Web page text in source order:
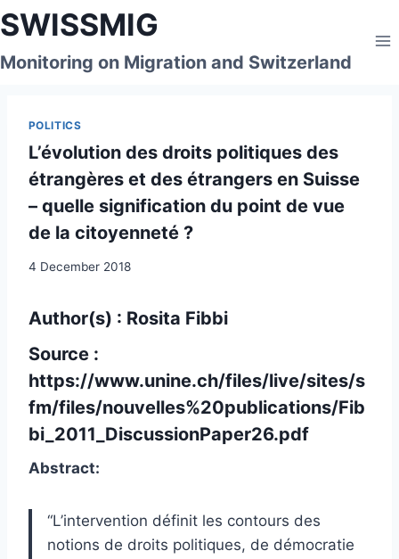
Skip
to
content
SWISSMIG
Monitoring on Migration and Switzerland
POLITICS
L’évolution des droits politiques des
étrangères et des étrangers en Suisse
– quelle signification du point de vue
de la citoyenneté ?
4 December 2018
Author(s) : Rosita Fibbi
Source :
https://www.unine.ch/files/live/sites/s
fm/files/nouvelles%20publications/Fib
bi_2011_DiscussionPaper26.pdf
Abstract:
“L’intervention définit les contours des
notions de droits politiques, de démocratie